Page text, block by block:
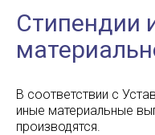
Стипендии
В соответствии с
иные материальные
производятся.